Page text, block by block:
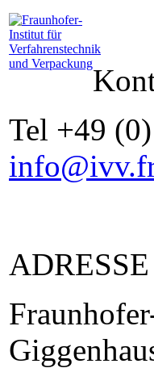
Tel +49
ADRESSE